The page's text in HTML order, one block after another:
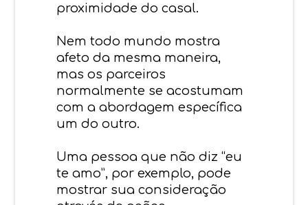
proximidade do casal.
Nem todo mundo mostra
afeto da mesma maneira,
mas os parceiros
normalmente se acostumam
com a abordagem específica
um do outro.
Uma pessoa que não diz “eu
te amo”, por exemplo, pode
mostrar sua consideração